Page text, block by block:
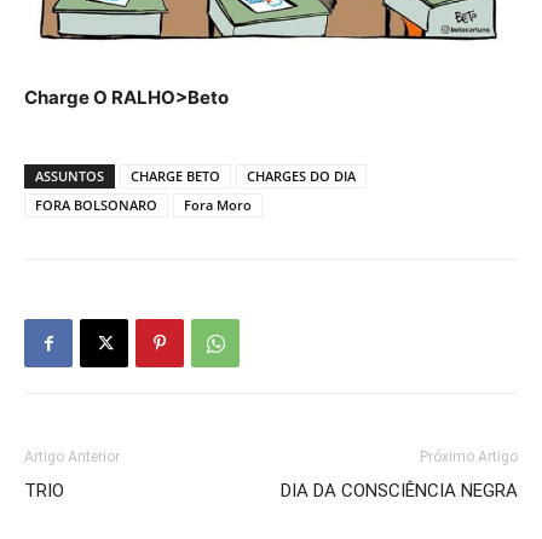
Charge O RALHO>Beto
ASSUNTOS CHARGE BETO
CHARGES DO DIA
FORA BOLSONARO
Fora Moro
Artigo Anterior
TRIO
Próximo Artigo
DIA DA CONSCIÊNCIA NEGRA